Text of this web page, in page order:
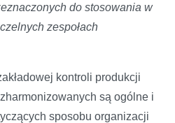
do stosowania w
zespołach
kontroli produkcji
są ogólne i
sposobu organizacji